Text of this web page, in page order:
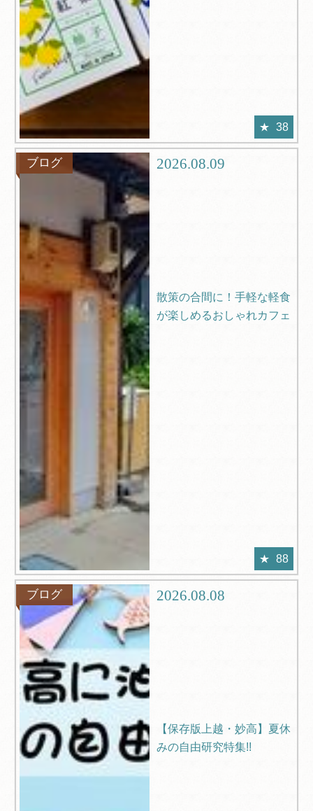
38
ブログ 2026.08.09
散策の合間に！手軽な軽食
が楽しめるおしゃれカフェ
88
ブログ 2026.08.08
【保存版上越・妙高】夏休
みの自由研究特集!!